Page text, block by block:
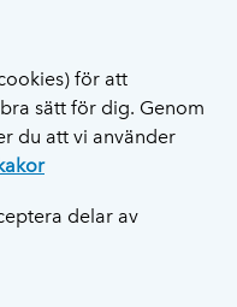
för att
sätt för dig. Genom
du att vi använder
delar av